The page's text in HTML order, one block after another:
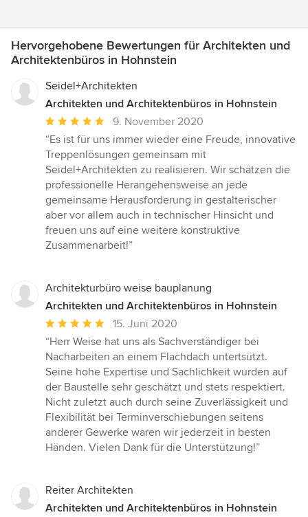
Hervorgehobene Bewertungen für Architekten und
Architektenbüros in Hohnstein
Seidel+Architekten
Architekten und Architektenbüros in Hohnstein
Durchschnittliche
Bewertung:
5
von
5
Sternen
9. November 2020
“Es ist für uns immer wieder eine Freude, innovative
Treppenlösungen gemeinsam mit
Seidel+Architekten zu realisieren. Wir schätzen die
professionelle Herangehensweise an jede
gemeinsame Herausforderung in gestalterischer
aber vor allem auch in technischer Hinsicht und
freuen uns auf eine weitere konstruktive
Zusammenarbeit!”
Architekturbüro weise bauplanung
Architekten und Architektenbüros in Hohnstein
Durchschnittliche
Bewertung:
5
von
5
Sternen
15. Juni 2020
“Herr Weise hat uns als Sachverständiger bei
Nacharbeiten an einem Flachdach untertsützt.
Seine hohe Expertise und Sachlichkeit wurden auf
der Baustelle sehr geschätzt und stets respektiert.
Nicht zuletzt auch durch seine Zuverlässigkeit und
Flexibilität bei Terminverschiebungen seitens
anderer Gewerke waren wir jederzeit in besten
Händen. Vielen Dank für die Unterstützung!”
Reiter Architekten
Architekten und Architektenbüros in Hohnstein